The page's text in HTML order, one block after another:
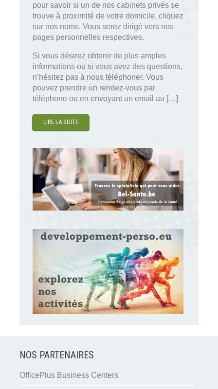
pour savoir si un de nos cabinets privés se
trouve à proximité de votre domicile, cliquez
sur nos noms. Vous serez dirigé vers nos
pages personnelles respectives.
Si vous désirez obtenir de plus amples
informations ou si vous avez des questions,
n’hésitez pas à nous téléphoner. Vous
pouvez prendre un rendez-vous par
téléphone ou en envoyant un email au […]
LIRE LA SUITE
NOS PARTENAIRES
OfficePlus Business Centers